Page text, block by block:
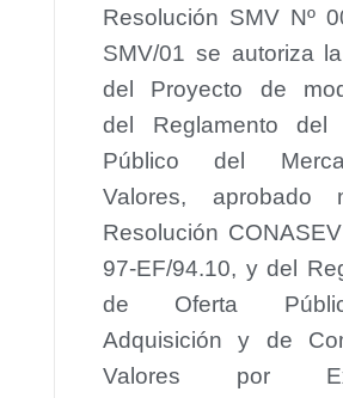
Resolución SMV Nº
SMV/01 se autoriza
del Proyecto de
del Reglamento del
Público del
Valores, aprobado
Resolución
97-EF/94.10, y del
de Oferta
Adquisición y de
Valores por